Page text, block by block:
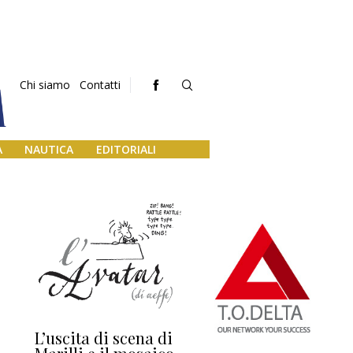
Chi siamo Contatti
NAUTICA EDITORIALI
L’uscita di scena di Darsena a Europa,